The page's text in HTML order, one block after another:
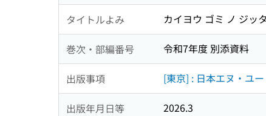
タイトルよみ カイヨウ ゴミ ノ ジッ
巻次・部編番号 令和7年度 別添資料
出版事項 [東京] : 日本エヌ・ユ
出版年月日等 2026.3